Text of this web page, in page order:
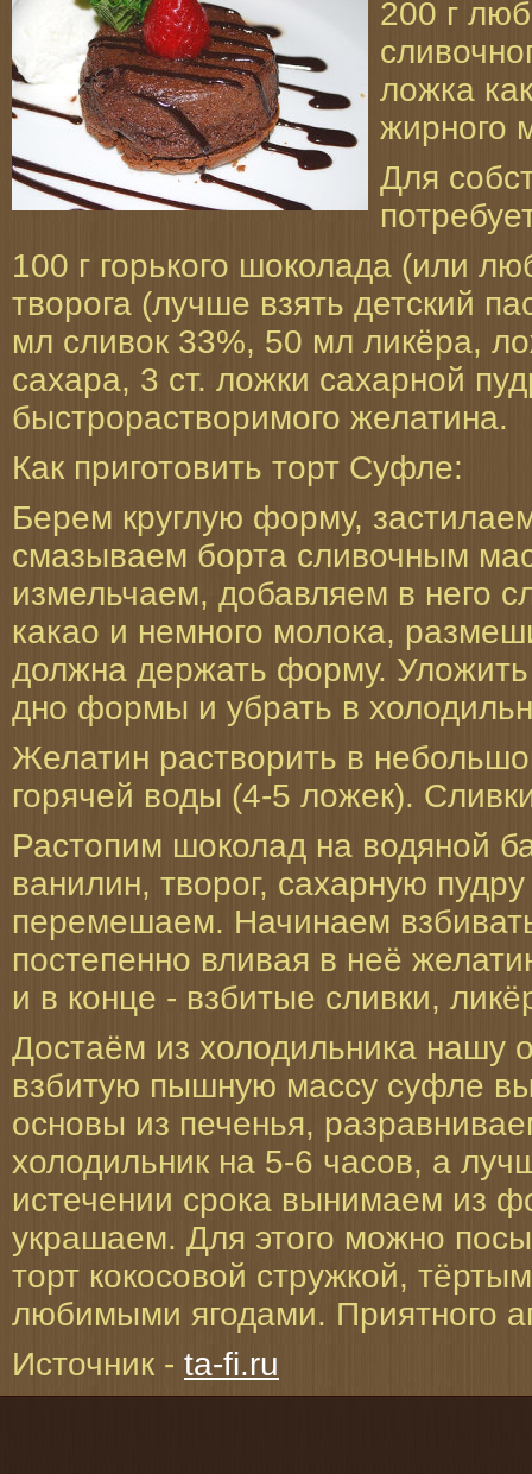
200 г
ложка
жирного
Для
100 г горького шоколада (или
творога (лучше взять детский
мл сливок 33%, 50 мл ликёра,
сахара, 3 ст. ложки сахарной
быстрорастворимого желатина.
Как приготовить торт Суфле:
Берем круглую форму,
смазываем борта сливочным
измельчаем, добавляем в него
какао и немного молока,
должна держать форму. Уложить
дно формы и убрать в
Желатин растворить в
горячей воды (4-5 ложек).
Растопим шоколад на водяной
ванилин, творог, сахарную
перемешаем. Начинаем
постепенно вливая в неё
и в конце - взбитые сливки,
Достаём из холодильника нашу
взбитую пышную массу суфле
основы из печенья,
холодильник на 5-6 часов, а
истечении срока вынимаем из
украшаем. Для этого можно
торт кокосовой стружкой,
любимыми ягодами. Приятного
Источник - ta-fi.ru